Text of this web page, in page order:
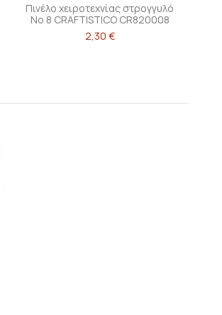
Πινέλο χειροτεχνίας στρογγυλό
Νο 8 CRAFTISTICO CR820008
2,30 €